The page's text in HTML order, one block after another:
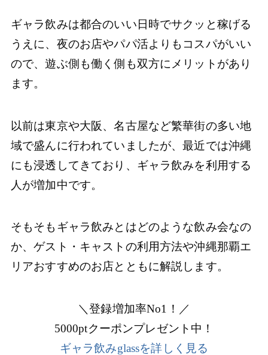
ギャラ飲みは都合のいい日時でサクッと稼げる
うえに、夜のお店やパパ活よりもコスパがいい
ので、遊ぶ側も働く側も双方にメリットがあり
ます。
以前は東京や大阪、名古屋など繁華街の多い地
域で盛んに行われていましたが、最近では沖縄
にも浸透してきており、ギャラ飲みを利用する
人が増加中です。
そもそもギャラ飲みとはどのような飲み会なの
か、ゲスト・キャストの利用方法や沖縄那覇エ
リアおすすめのお店とともに解説します。
＼登録増加率No1！／
5000ptクーポンプレゼント中！
ギャラ飲みglassを詳しく見る